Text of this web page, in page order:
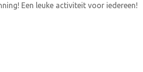
Een leuke activiteit voor iedereen!